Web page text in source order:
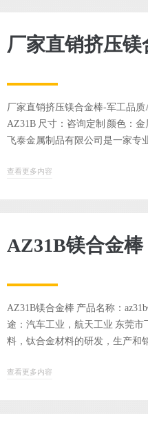
厂家直销挤压
厂家直销挤压镁合金棒-军工品质
AZ31B 尺寸：咨询定制 颜色：
飞泰金属制品有限公司是一家专
查看更多内容
AZ31B镁合金棒
AZ31B镁合金棒 产品名称：
途：汽车工业，航天工业 东莞
料，钛合金材料的研发，生产和
查看更多内容